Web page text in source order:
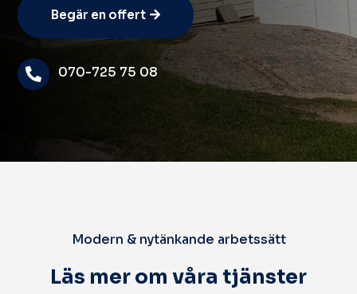
Begär en offert
 070-725 75 08
Modern & nytänkande arbetssätt
Läs mer om våra tjänster